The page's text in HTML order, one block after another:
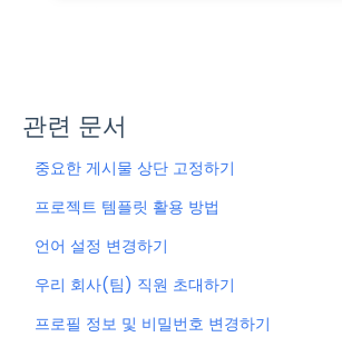
관련 문서
중요한 게시물 상단 고정하기
프로젝트 템플릿 활용 방법
언어 설정 변경하기
우리 회사(팀) 직원 초대하기
프로필 정보 및 비밀번호 변경하기